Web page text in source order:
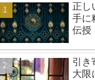
正し
手に
伝授
引き
大限